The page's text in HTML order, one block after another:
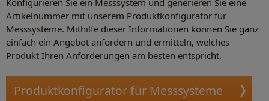
Konfigurieren Sie ein Messsystem und generieren Sie eine
Artikelnummer mit unserem Produktkonfigurator für
Messsysteme. Mithilfe dieser Informationen können Sie ganz
einfach ein Angebot anfordern und ermitteln, welches
Produkt Ihren Anforderungen am besten entspricht.
Produktkonfigurator für Messsysteme